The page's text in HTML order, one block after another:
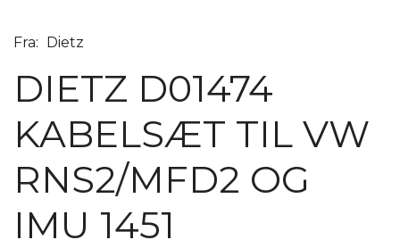
Fra: Dietz
DIETZ D01474
KABELSÆT TIL VW
RNS2/MFD2 OG
IMU 1451